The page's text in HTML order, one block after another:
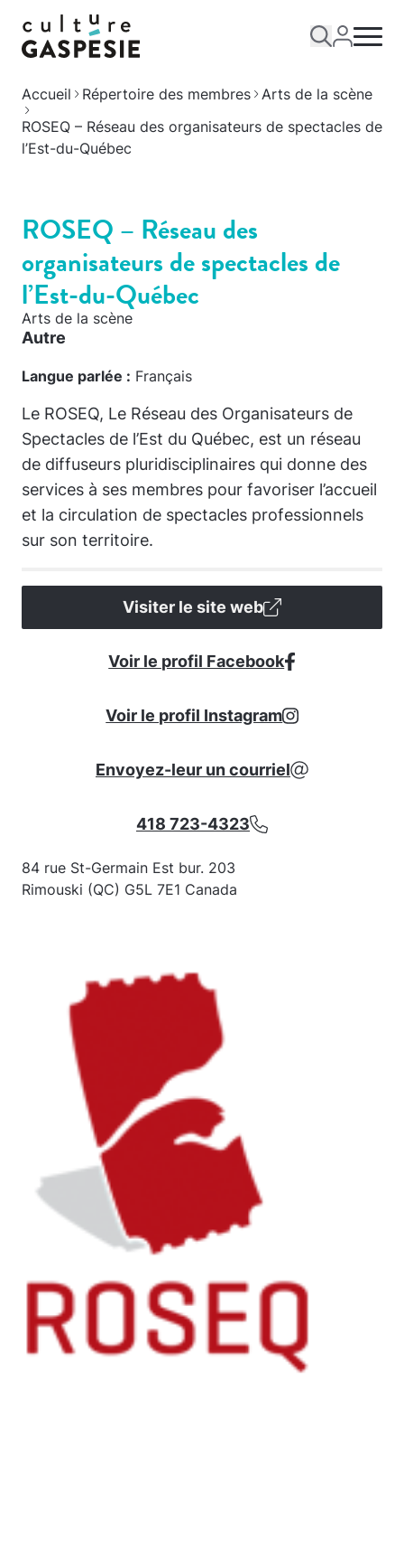
Accueil Répertoire des membres Arts de la scène
ROSEQ – Réseau des organisateurs de spectacles de
l’Est-du-Québec
ROSEQ – Réseau des
organisateurs de spectacles de
l’Est-du-Québec
Arts de la scène
Autre
Langue parlée : Français
Le ROSEQ, Le Réseau des Organisateurs de
Spectacles de l’Est du Québec, est un réseau
de diffuseurs pluridisciplinaires qui donne des
services à ses membres pour favoriser l’accueil
et la circulation de spectacles professionnels
sur son territoire.
Visiter le site web
Voir le profil Facebook
Voir le profil Instagram
Envoyez-leur un courriel
418 723-4323
84 rue St-Germain Est bur. 203
Rimouski (QC) G5L 7E1 Canada